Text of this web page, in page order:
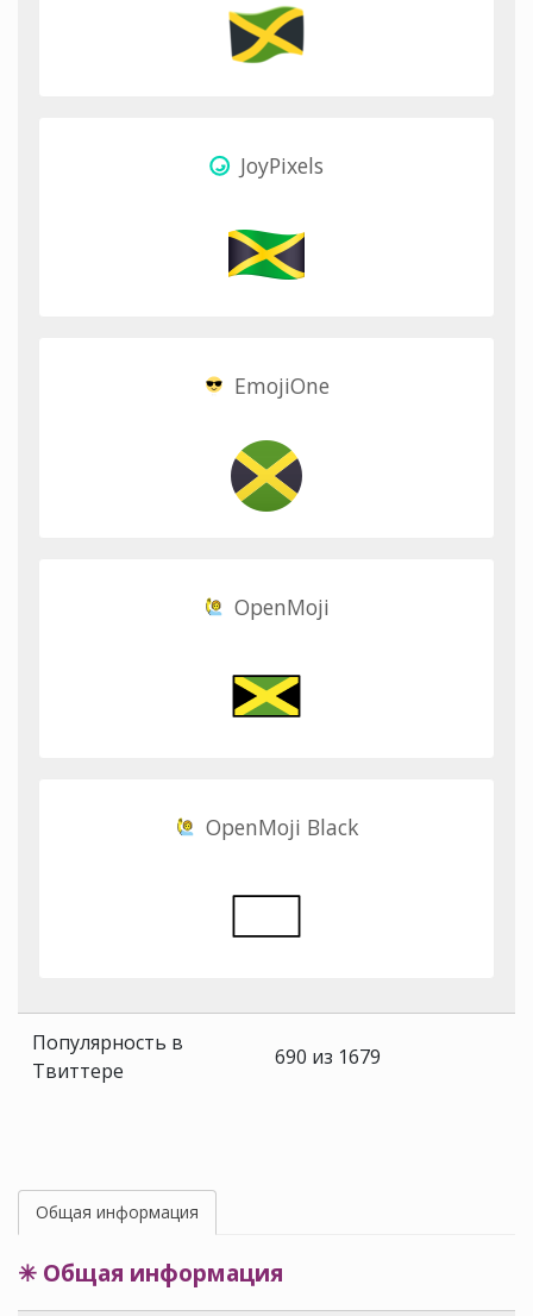
JoyPixels
EmojiOne
OpenMoji
OpenMoji Black
Популярность в
Твиттере
690 из 1679
Общая информация
✳ Общая информация